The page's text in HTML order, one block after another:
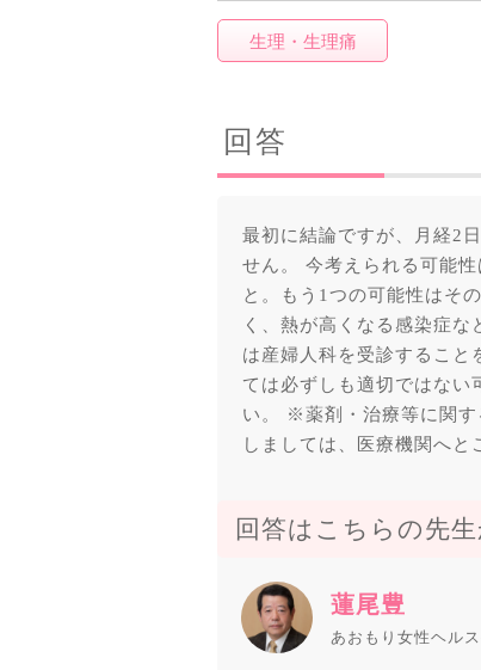
生理・生理痛
回答
最初に結論ですが、月経2
せん。 今考えられる可能
と。もう1つの可能性はそ
く、熱が高くなる感染症
は産婦人科を受診するこ
ては必ずしも適切ではない
い。 ※薬剤・治療等に関
しましては、医療機関へと
回答はこちらの先生
蓮尾豊
あおもり女性ヘル